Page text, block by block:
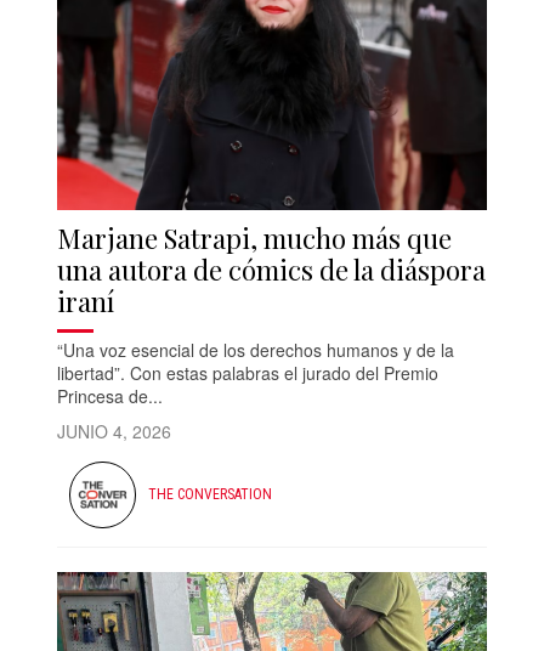
Marjane Satrapi, mucho más que
una autora de cómics de la diáspora
iraní
“Una voz esencial de los derechos humanos y de la
libertad”. Con estas palabras el jurado del Premio
Princesa de...
JUNIO 4, 2026
THE CONVERSATION